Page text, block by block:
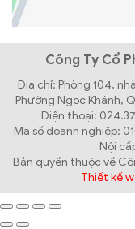
Công Ty Cổ
Địa chỉ: Phòng 104,
Phường Ngọc Khánh,
Điện thoại:
Mã số doanh nghiệp:
Nội
Bản quyền thuộc về
Thiết kế